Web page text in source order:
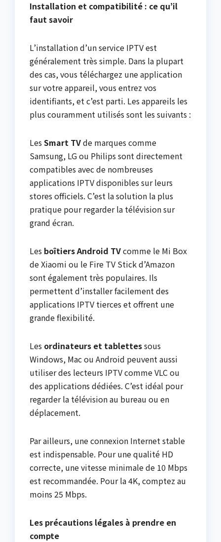
Installation et compatibilité : ce qu’il
faut savoir
L’installation d’un service IPTV est
généralement très simple. Dans la plupart
des cas, vous téléchargez une application
sur votre appareil, vous entrez vos
identifiants, et c’est parti. Les appareils les
plus couramment utilisés sont les suivants :
Les Smart TVde marques comme
Samsung, LG ou Philips sont directement
compatibles avec de nombreuses
applications IPTV disponibles sur leurs
stores officiels. C’est la solution la plus
pratique pour regarder la télévision sur
grand écran.
Les boîtiers Android TVcomme le Mi Box
de Xiaomi ou le Fire TV Stick d’Amazon
sont également très populaires. Ils
permettent d’installer facilement des
applications IPTV tierces et offrent une
grande flexibilité.
Les ordinateurs et tablettessous
Windows, Mac ou Android peuvent aussi
utiliser des lecteurs IPTV comme VLC ou
des applications dédiées. C’est idéal pour
regarder la télévision au bureau ou en
déplacement.
Par ailleurs, une connexion Internet stable
est indispensable. Pour une qualité HD
correcte, une vitesse minimale de 10 Mbps
est recommandée. Pour la 4K, comptez au
moins 25 Mbps.
Les précautions légales à prendre en
compte